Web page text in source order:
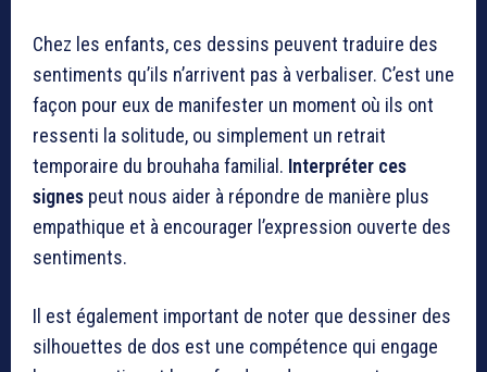
Chez les enfants, ces dessins peuvent traduire des
sentiments qu’ils n’arrivent pas à verbaliser. C’est une
façon pour eux de manifester un moment où ils ont
ressenti la solitude, ou simplement un retrait
temporaire du brouhaha familial. Interpréter ces
signes peut nous aider à répondre de manière plus
empathique et à encourager l’expression ouverte des
sentiments.
Il est également important de noter que dessiner des
silhouettes de dos est une compétence qui engage